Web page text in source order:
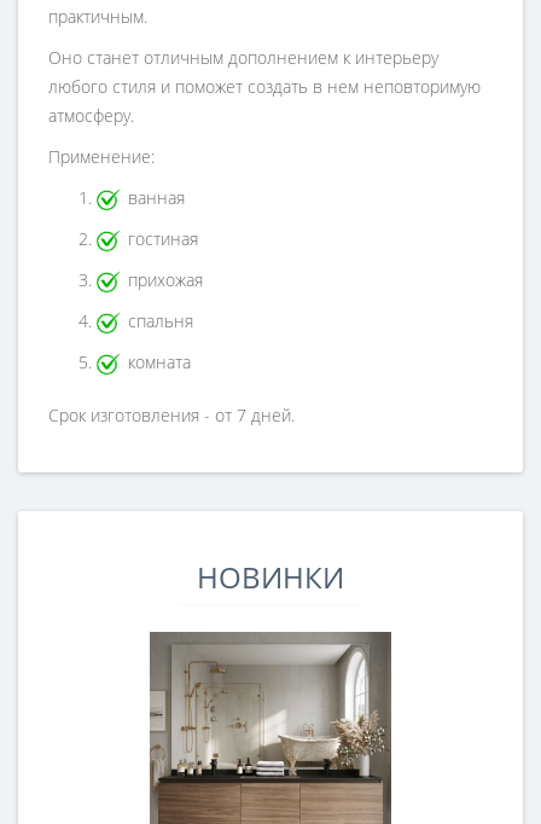
практичным.
Оно станет отличным дополнением к интерьеру
любого стиля и поможет создать в нем неповторимую
атмосферу.
Применение:
ванная
гостиная
прихожая
спальня
комната
Срок изготовления - от 7 дней.
НОВИНКИ